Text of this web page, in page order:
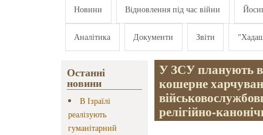
Новини Відновлення під час війни
Аналітика Документи Звіти
Останні
новини
В Ізраїлі
реалізують
гуманітарний
У ЗСУ планують
кошерне
релігійно-